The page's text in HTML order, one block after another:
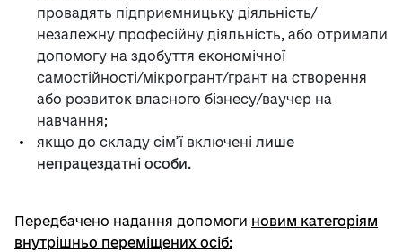
провадять підприємницьку діяльність/
незалежну професійну діяльність, або отримали
допомогу на здобуття економічної
самостійності/мікрогрант/грант на створення
або розвиток власного бізнесу/ваучер на
навчання;
якщо до складу сім’ї включені лише
непрацездатні особи.
Передбачено надання допомоги новим категоріям
внутрішньо переміщених осіб: